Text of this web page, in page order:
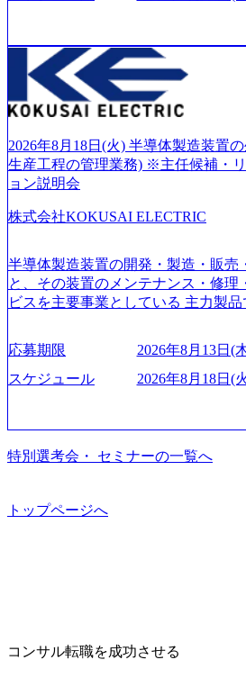
の全体感や実際に働いていらっしゃ
eet) ・営業・マーケティングなど、
リアを検討されている方 ・転職を
が、情報収集を進めたい段階の方
希望される方
つ、あらゆる業種・業界のクライア
化を支援するために、戦略策定、組
務改善、実行支援などのコンサルテ
通貫で提供するのが特徴（いわゆ
ファーム） 社名の由来は”DXエリア
ていく”という位置づけ 一昔前は金
されていたが、現在金融の売上割合
C事業を始め、パブリック、製造業
はあるが、社員の興味のある分野や
着けたい方でも幅広に経験を積みた
成が柔軟に可能な環境である。 https://
our-vision-production.appspot.com/
_93b1bff3-f71c-4bc9-8bd9-
mages/20250502152751_46c65543-
_956x512.webp https://
on.appspot.com/public/images/
m/our-vision-production.appspot.com/
ング会社で、NRI、NTTDATAと同じ
開発、運用保守と言った全工程を行
特長 ビジネスへの深い理解を持つコ
報 (https://www.xspear.co.jp/member/)
2026年8月18日(火) 半導体製造装置
生産工程の管理業務) ※主任候補・
ョン説明会
株式会社KOKUSAI ELECTRIC
半導体製造装置の開発・製造・販売
と、その装置のメンテナンス・修理
ビスを主要事業としている 主力製
世界トップクラスのシェアを有して
て未来を創造し、社会課題の解決に
ている Mission:私たちの技術/私たち
話 IoT社会の浸透、AIの加速等によ
急伸長しており、それに伴い半導体
中 https://storage.googleapis.com/our-
on-production.appspot.com/public/
cb8-329e-4a45-a8f5-
アドバイザーによる自身のキャリア
応募期限
2026年8月13日(
スケジュール
2026年8月18日(
特別選考会・ セミナーの一覧へ
トップページへ
コンサル転職を成功させる